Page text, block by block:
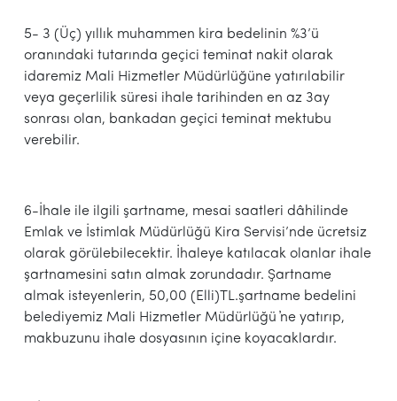
5- 3 (Üç) yıllık muhammen kira bedelinin %3’ü
oranındaki tutarında geçici teminat nakit olarak
idaremiz Mali Hizmetler Müdürlüğüne yatırılabilir
veya geçerlilik süresi ihale tarihinden en az 3ay
sonrası olan, bankadan geçici teminat mektubu
verebilir.
6-İhale ile ilgili şartname, mesai saatleri dâhilinde
Emlak ve İstimlak Müdürlüğü Kira Servisi’nde ücretsiz
olarak görülebilecektir. İhaleye katılacak olanlar ihale
şartnamesini satın almak zorundadır. Şartname
almak isteyenlerin, 50,00 (Elli)TL.şartname bedelini
belediyemiz Mali Hizmetler Müdürlüğü ҆ne yatırıp,
makbuzunu ihale dosyasının içine koyacaklardır.